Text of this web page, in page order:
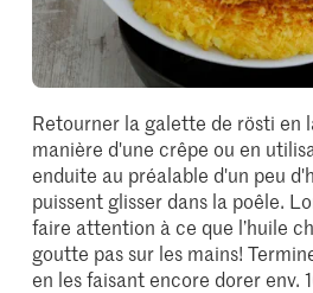
Retourner la galette de rösti en
manière d'une crêpe ou en
enduite au préalable d'un peu
puissent glisser dans la poêle.
faire attention à ce que l’huile
goutte pas sur les mains!
en les faisant encore dorer env.